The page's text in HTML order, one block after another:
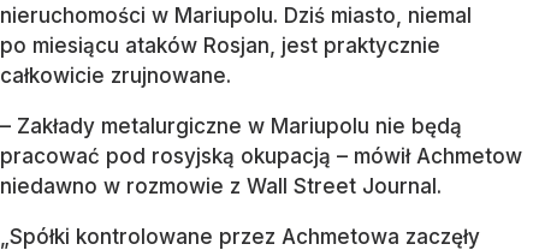
nieruchomości w Mariupolu. Dziś miasto, niemal
po miesiącu ataków Rosjan, jest praktycznie
całkowicie zrujnowane.
– Zakłady metalurgiczne w Mariupolu nie będą
pracować pod rosyjską okupacją – mówił Achmetow
niedawno w rozmowie z Wall Street Journal.
„Spółki kontrolowane przez Achmetowa zaczęły